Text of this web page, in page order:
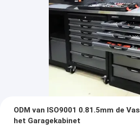
ODM van ISO9001 0.81.5mm de
het Garagekabinet